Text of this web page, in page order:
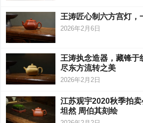
王涛匠心制六方宫灯，
2026年2月6日
王涛执念造器，藏锋于
尽东方流转之美
2026年2月2日
江苏观宇2020秋季拍卖
坦然 周伯其刻绘